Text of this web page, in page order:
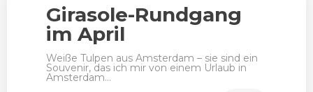
Girasole-Rundgang
im April
Weiße Tulpen aus Amsterdam – sie sind ein
Souvenir, das ich mir von einem Urlaub in
Amsterdam…